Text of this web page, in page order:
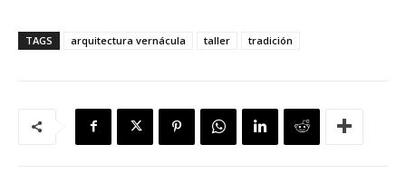
TAGS arquitectura vernácula taller tradición